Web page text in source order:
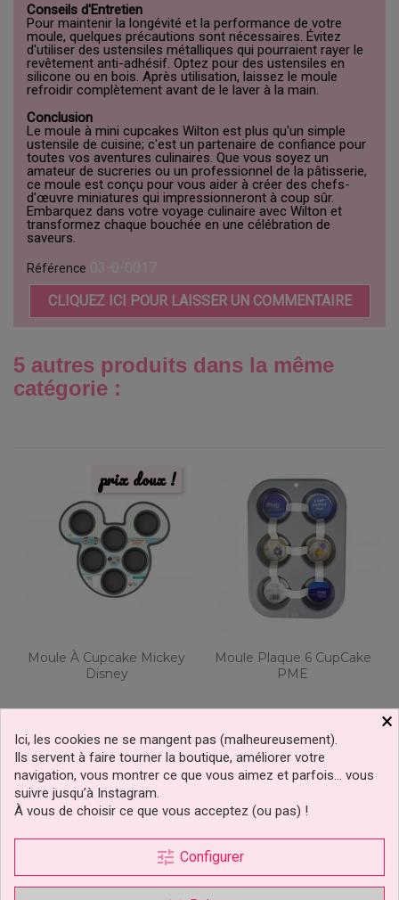
Conseils d'Entretien
Pour maintenir la longévité et la performance de votre
moule, quelques précautions sont nécessaires. Évitez
d'utiliser des ustensiles métalliques qui pourraient rayer le
revêtement anti-adhésif. Optez pour des ustensiles en
silicone ou en bois. Après utilisation, laissez le moule
refroidir complètement avant de le laver à la main.
Conclusion
Le moule à mini cupcakes Wilton est plus qu'un simple
ustensile de cuisine; c'est un partenaire de confiance pour
toutes vos aventures culinaires. Que vous soyez un
amateur de sucreries ou un professionnel de la pâtisserie,
ce moule est conçu pour vous aider à créer des chefs-
d'œuvre miniatures qui impressionneront à coup sûr.
Embarquez dans votre voyage culinaire avec Wilton et
transformez chaque bouchée en une célébration de
saveurs.
Référence
CLIQUEZ ICI POUR LAISSER UN COMMENTAIRE
5 autres produits dans la même
catégorie :
Moule À Cupcake Mickey
Disney
Prix
7,99 €
Ajouter au panier
prix doux !
Moule Plaque 6 CupCake
PME
Prix
6,99 €
Ajouter au panier
×
Ici, les cookies ne se mangent pas (malheureusement).
Ils servent à faire tourner la boutique, améliorer votre
navigation, vous montrer ce que vous aimez et parfois… vous
suivre jusqu’à Instagram.
À vous de choisir ce que vous acceptez (ou pas) !
tune Configurer